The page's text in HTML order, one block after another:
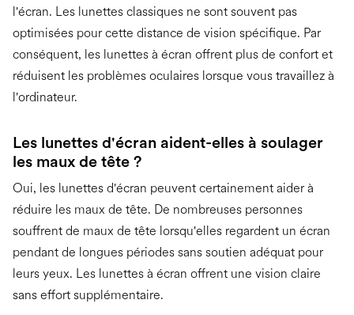
l'écran. Les lunettes classiques ne sont souvent pas
optimisées pour cette distance de vision spécifique. Par
conséquent, les lunettes à écran offrent plus de confort et
réduisent les problèmes oculaires lorsque vous travaillez à
l'ordinateur.
Les lunettes d'écran aident-elles à soulager
les maux de tête ?
Oui, les lunettes d'écran peuvent certainement aider à
réduire les maux de tête. De nombreuses personnes
souffrent de maux de tête lorsqu'elles regardent un écran
pendant de longues périodes sans soutien adéquat pour
leurs yeux. Les lunettes à écran offrent une vision claire
sans effort supplémentaire.